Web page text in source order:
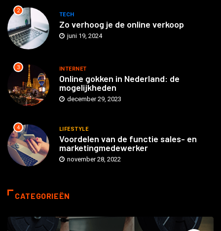
2
TECH
Zo verhoog je de online verkoop
juni 19, 2024
3 INTERNET
Online gokken in Nederland: de
mogelijkheden
december 29, 2023
4 LIFESTYLE
Voordelen van de functie sales- en
marketingmedewerker
november 28, 2022
CATEGORIEËN